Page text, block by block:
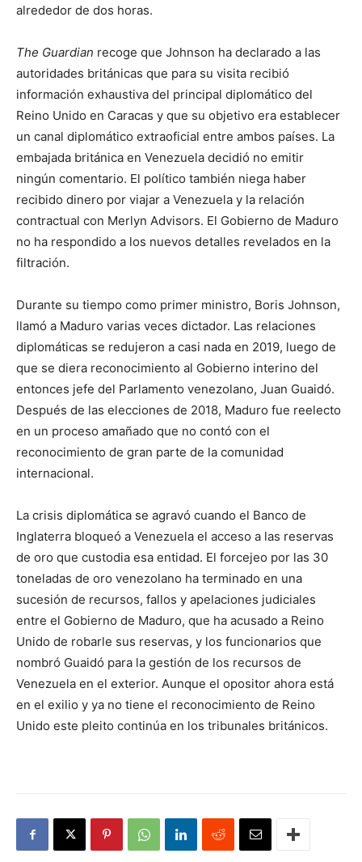
alrededor de dos horas.
The Guardian recoge que Johnson ha declarado a las
autoridades británicas que para su visita recibió
información exhaustiva del principal diplomático del
Reino Unido en Caracas y que su objetivo era establecer
un canal diplomático extraoficial entre ambos países. La
embajada británica en Venezuela decidió no emitir
ningún comentario. El político también niega haber
recibido dinero por viajar a Venezuela y la relación
contractual con Merlyn Advisors. El Gobierno de Maduro
no ha respondido a los nuevos detalles revelados en la
filtración.
Durante su tiempo como primer ministro, Boris Johnson,
llamó a Maduro varias veces dictador. Las relaciones
diplomáticas se redujeron a casi nada en 2019, luego de
que se diera reconocimiento al Gobierno interino del
entonces jefe del Parlamento venezolano, Juan Guaidó.
Después de las elecciones de 2018, Maduro fue reelecto
en un proceso amañado que no contó con el
reconocimiento de gran parte de la comunidad
internacional.
La crisis diplomática se agravó cuando el Banco de
Inglaterra bloqueó a Venezuela el acceso a las reservas
de oro que custodia esa entidad. El forcejeo por las 30
toneladas de oro venezolano ha terminado en una
sucesión de recursos, fallos y apelaciones judiciales
entre el Gobierno de Maduro, que ha acusado a Reino
Unido de robarle sus reservas, y los funcionarios que
nombró Guaidó para la gestión de los recursos de
Venezuela en el exterior. Aunque el opositor ahora está
en el exilio y ya no tiene el reconocimiento de Reino
Unido este pleito continúa en los tribunales británicos.